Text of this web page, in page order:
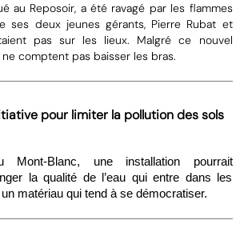
au Reposoir, a été ravagé par les flammes
ses deux jeunes gérants, Pierre Rubat et
pas sur les lieux. Malgré ce nouvel
comptent pas baisser les bras.
pour limiter la pollution des sols
Blanc, une installation pourrait
la qualité de l’eau qui entre dans les
matériau qui tend à se démocratiser.